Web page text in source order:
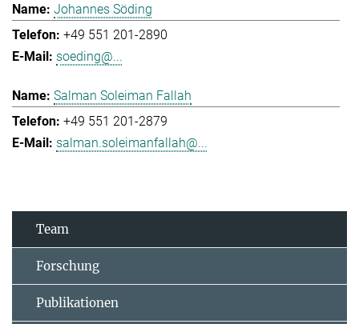
Johannes Söding
+49 551 201-2890
soeding@...
Salman Soleiman Fallah
+49 551 201-2879
salman.soleimanfallah@...
Team
Forschung
Publikationen